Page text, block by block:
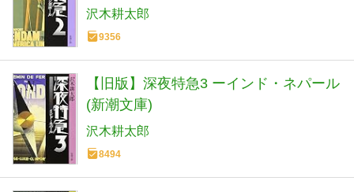
沢木耕太郎
9356
【旧版】深夜特急3 ーインド・ネパール
(新潮文庫)
沢木耕太郎
8494